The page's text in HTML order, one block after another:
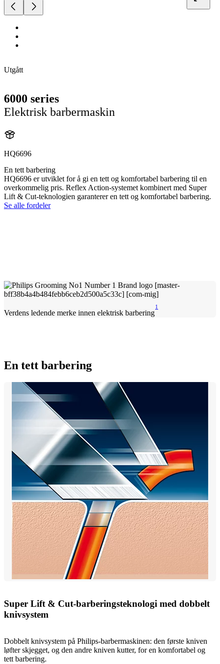
Utgått
6000 series
Elektrisk barbermaskin
HQ6696
En tett barbering
HQ6696 er utviklet for å gi en tett og komfortabel barbering til en
overkommelig pris. Reflex Action-systemet kombinert med Super
Lift & Cut-teknologien garanterer en tett og komfortabel barbering.
Se alle fordeler
Verdens ledende merke innen elektrisk barbering
1
En tett barbering
Super Lift & Cut-barberingsteknologi med dobbelt
knivsystem
Dobbelt knivsystem på Philips-barbermaskinen: den første kniven
løfter skjegget, og den andre kniven kutter, for en komfortabel og
tett barbering.